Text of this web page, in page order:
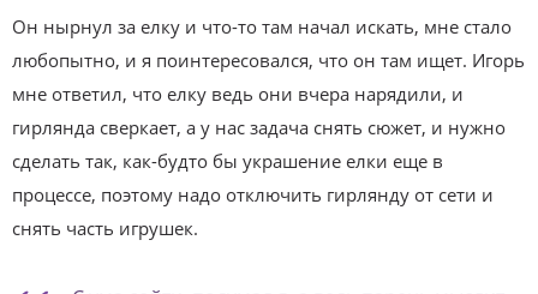
Он нырнул за елку и что-то там начал искать, мне стало
любопытно, и я поинтересовался, что он там ищет. Игорь
мне ответил, что елку ведь они вчера нарядили, и
гирлянда сверкает, а у нас задача снять сюжет, и нужно
сделать так, как-будто бы украшение елки еще в
процессе, поэтому надо отключить гирлянду от сети и
снять часть игрушек.